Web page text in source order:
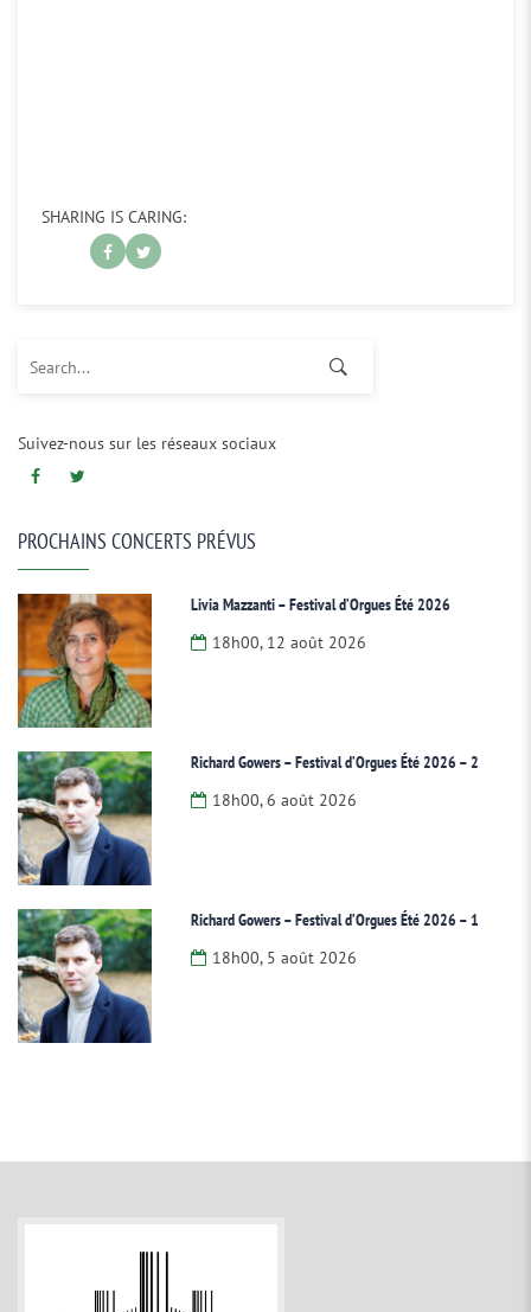
SHARING IS CARING:
Suivez-nous sur les réseaux sociaux
PROCHAINS CONCERTS PRÉVUS
Livia Mazzanti – Festival d’Orgues Été 2026
18h00, 12 août 2026
Richard Gowers – Festival d’Orgues Été 2026 – 2
18h00, 6 août 2026
Richard Gowers – Festival d’Orgues Été 2026 – 1
18h00, 5 août 2026